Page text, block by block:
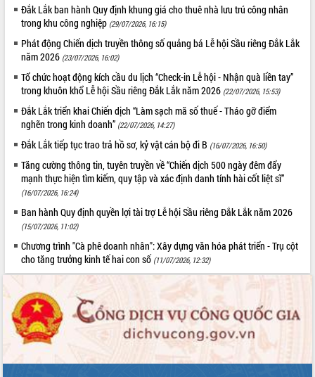
LIÊN KẾT WEB
THỐNG KÊ TRUY CẬP
Hôm nay: 27798
Tất cả:
66073121
Đắk Lắk ban hành Quy định khung giá cho thuê nhà lưu trú công nhân
trong khu công nghiệp (29/07/2026, 16:15)
Phát động Chiến dịch truyền thông số quảng bá Lễ hội Sầu riêng Đắk Lắk
năm 2026 (23/07/2026, 16:02)
Tổ chức hoạt động kích cầu du lịch “Check-in Lễ hội - Nhận quà liền tay”
trong khuôn khổ Lễ hội Sầu riêng Đắk Lắk năm 2026 (22/07/2026, 15:53)
Đắk Lắk triển khai Chiến dịch “Làm sạch mã số thuế - Tháo gỡ điểm
nghẽn trong kinh doanh” (22/07/2026, 14:27)
Đắk Lắk tiếp tục trao trả hồ sơ, kỷ vật cán bộ đi B (16/07/2026, 16:50)
Tăng cường thông tin, tuyên truyền về “Chiến dịch 500 ngày đêm đẩy
mạnh thực hiện tìm kiếm, quy tập và xác định danh tính hài cốt liệt sĩ”
(16/07/2026, 16:24)
Ban hành Quy định quyền lợi tài trợ Lễ hội Sầu riêng Đắk Lắk năm 2026
(15/07/2026, 11:02)
Chương trình "Cà phê doanh nhân": Xây dựng văn hóa phát triển - Trụ cột
cho tăng trưởng kinh tế hai con số (11/07/2026, 12:32)